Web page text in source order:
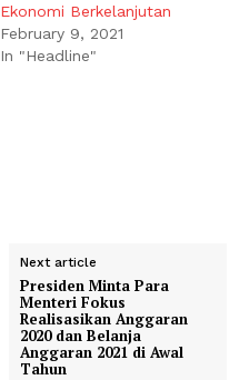
Ekonomi Berkelanjutan
February 9, 2021
In "Headline"
Next article
Presiden Minta Para
Menteri Fokus
Realisasikan Anggaran
2020 dan Belanja
Anggaran 2021 di Awal
Tahun